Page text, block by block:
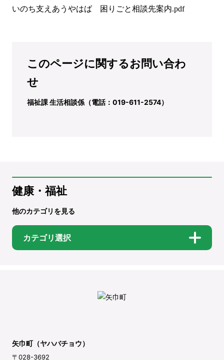
いのち支えあうやはば 困りごと相談先案内.pdf
このページに関するお問い合わ
せ
福祉課 生活相談係（電話：019-611-2574）
健康・福祉
他のカテゴリを見る
カテゴリ選択
矢巾町（ヤハバチョウ）
〒028-3692